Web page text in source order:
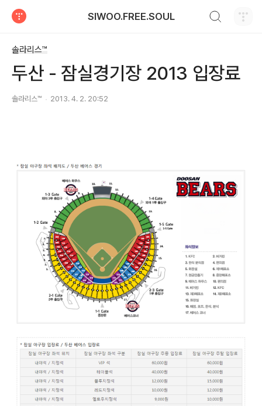
SIWOO.FREE.SOUL
솔라리스™
두산 - 잠실경기장 2013 입장료
솔라리스™ 2013. 4. 2. 20:52